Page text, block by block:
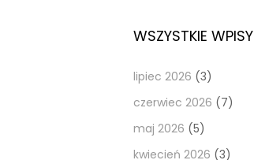
WSZYSTKIE WPISY
lipiec 2026 (3)
czerwiec 2026 (7)
maj 2026 (5)
kwiecień 2026 (3)